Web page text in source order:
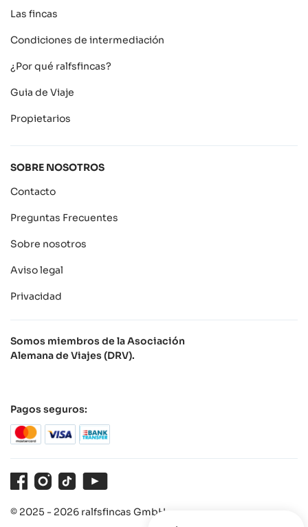
Las fincas
Condiciones de intermediación
¿Por qué ralfsfincas?
Guia de Viaje
Propietarios
SOBRE NOSOTROS
Contacto
Preguntas Frecuentes
Sobre nosotros
Aviso legal
Privacidad
Somos miembros de la Asociación
Alemana de Viajes (DRV).
Pagos seguros:
FacebookInstagram
TikTok
© 2025 - 2026 ralfsfincas GmbH